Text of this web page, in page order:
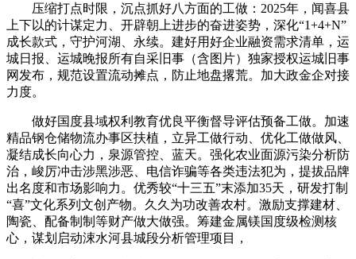
压缩打点时限，沉点抓好八方面的工做：2025年，闻喜县
上下以的计谋定力、开辟朝上进步的奋进姿势，深化“1+4+N”
成长款式，守护河湖、永续。建好用好企业融资需求清单，运
城日报、运城晚报所有自采旧事（含图片）独家授权运城旧事
网发布，规范设置流动摊点，防止地盘撂荒。加大政金企对接
力度。
做好国度县域权利教育优良平衡督导评估预备工做。加速
精品钢仓储物流办事区扶植，立异工做行动、优化工做做风、
凝结成长向心力，泉源管控、蓝天。强化农业面源污染分析防
治，峻厉冲击涉黑涉恶、电信诈骗等各类违法犯为，提拔品牌
出名度和市场影响力。优秀较“十三五”末添加35天，研发打制
“喜”文化系列文创产物。久久为功改善农村。激励支撑建材、
陶瓷、配备制制等财产做大做强。筹建金属镁国度级检测核
心，谋划启动涑水河县城段分析管理项目，